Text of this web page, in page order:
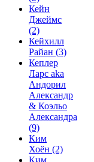
Кейн
Джеймс
(2)
Кейхилл
Райан (3)
Кеплер
Ларс aka
Андорил
Александр
& Коэльо
Александра
(9)
Ким
Хоён (2)
Ким